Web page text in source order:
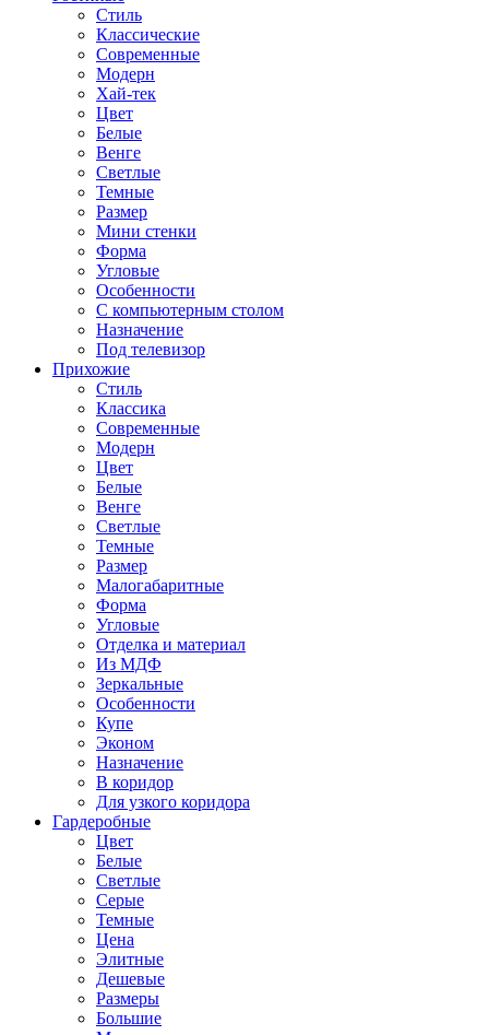
Стиль
Классические
Современные
Модерн
Хай-тек
Цвет
Белые
Венге
Светлые
Темные
Размер
Мини стенки
Форма
Угловые
Особенности
С компьютерным столом
Назначение
Под телевизор
Прихожие
Стиль
Классика
Современные
Модерн
Цвет
Белые
Венге
Светлые
Темные
Размер
Малогабаритные
Форма
Угловые
Отделка и материал
Из МДФ
Зеркальные
Особенности
Купе
Эконом
Назначение
В коридор
Для узкого коридора
Гардеробные
Цвет
Белые
Светлые
Серые
Темные
Цена
Элитные
Дешевые
Размеры
Большие